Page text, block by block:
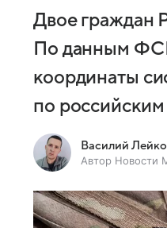
Двое граждан
По данным
координаты
по
Василий Лейко
Автор Новости